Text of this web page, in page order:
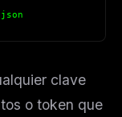
clave
o token que